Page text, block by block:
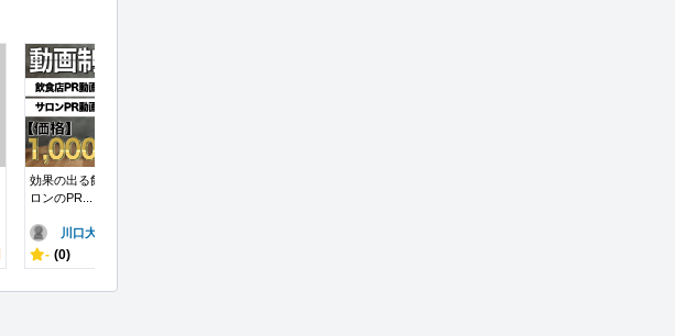
効果の出る飲食店・サ
ロンのPR...
川口大悟
- (0)